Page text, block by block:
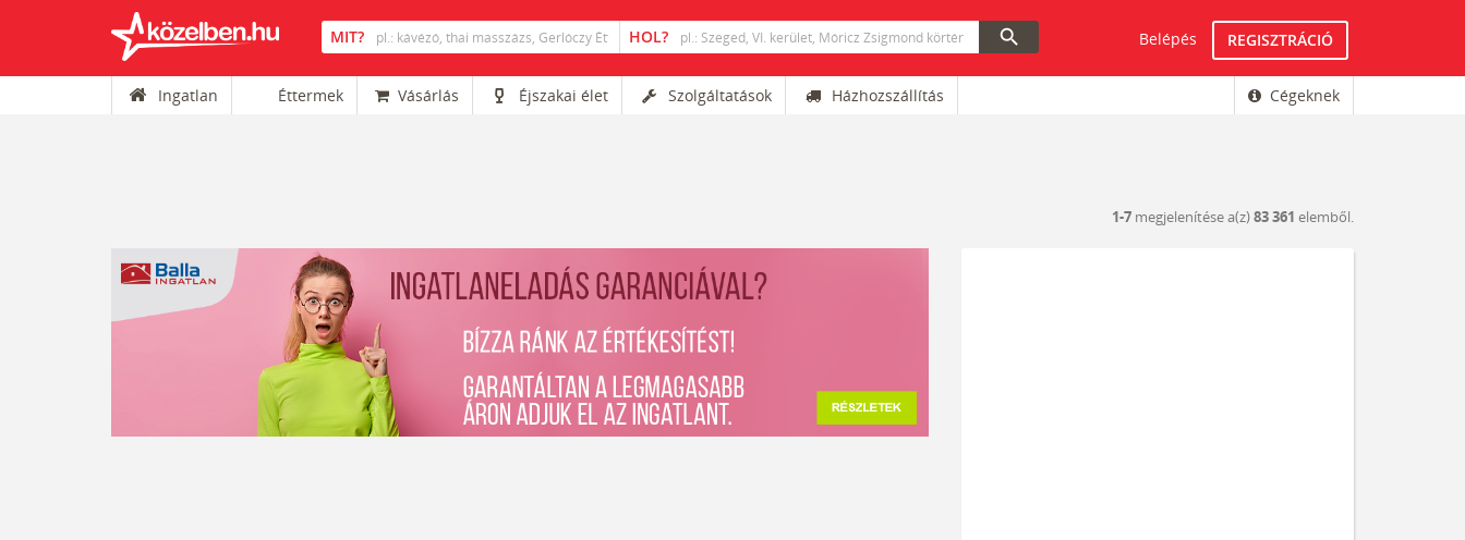
search Belépés REGISZTRÁCIÓ
Ingatlan Éttermek Vásárlás Éjszakai élet Szolgáltatások Házhozszállítás Cégeknek
1-7 megjelenítése a(z)83 361 elemből.